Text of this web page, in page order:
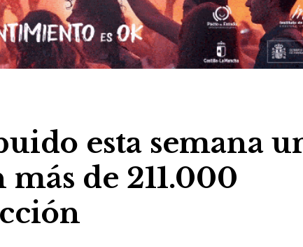
esta semana
de 211.000